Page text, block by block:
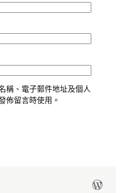
稱、電子郵件地址及個人
佈留言時使用。